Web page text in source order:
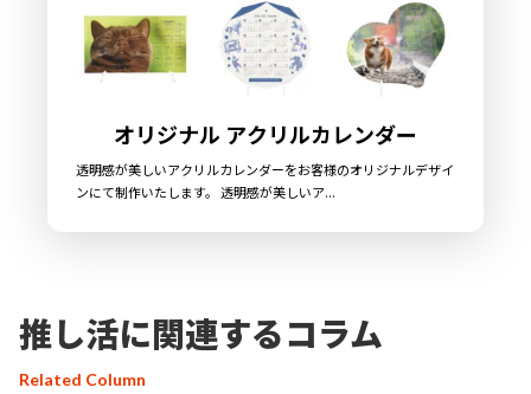
オリジナル アクリルカレンダー
透明感が美しいアクリルカレンダーをお客様のオリジナルデザイ
ンにて制作いたします。 透明感が美しいア...
推し活に関連するコラム
Related Column